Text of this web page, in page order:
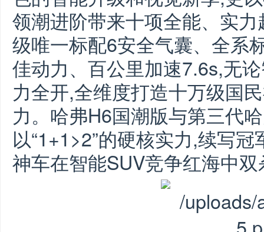
领潮进阶带来十项全能、实
级唯一标配6安全气囊、全系
佳动力、百公里加速7.6s,无
力全开,全维度打造十万级国
力。哈弗H6国潮版与第三代
以“1+1>2”的硬核实力,续写
神车在智能SUV竞争红海中